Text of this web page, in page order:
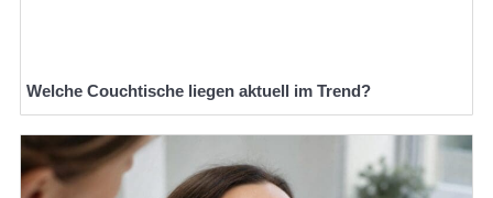
Welche Couchtische liegen aktuell im Trend?